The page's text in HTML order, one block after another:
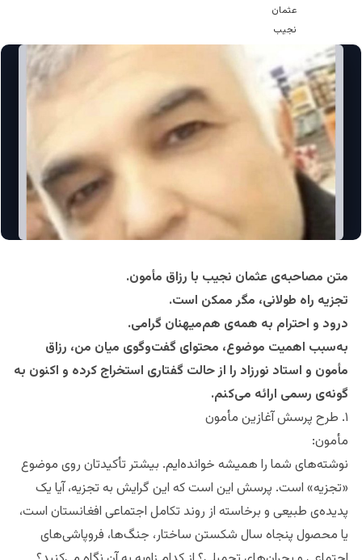
متن مصاحبه‌ی عثمان نجیب با رزاق مأمون.
تجزیه‌ راه طولانی، مگر ممکن است.
درود و احترام به همه‌ی هم‌میهنان گرامی.
به‌سبب اهمیت موضوع، محتوای گفت‌وگوی میان من، رزاق
مأمون و استاد نورزاد را از حالت گفتاری استخراج کرده و اکنون به
گونه‌ی رسمی ارائه می‌کنم.
۱. طرح پرسش آغازین مأمون
مأمون:
نوشته‌های شما را همیشه خوانده‌ایم. بیشتر تأکیدتان روی موضوع
«تجزیه» است. پرسش این است که این گرایش به تجزیه، آیا یک
پدیده‌ی طبیعی و برخاسته از روند تکامل اجتماعی افغانستان است،
یا محصول پنجاه سال شکستن ساختار، جنگ‌ها، فروپاشی‌های